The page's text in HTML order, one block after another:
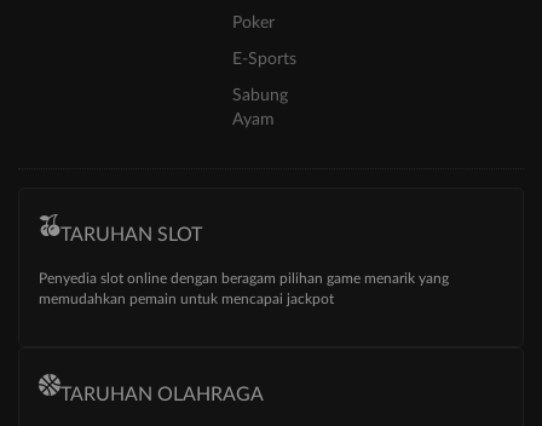
Poker
E-Sports
Sabung
Ayam
TARUHAN SLOT
Penyedia slot online dengan beragam pilihan game menarik yang
memudahkan pemain untuk mencapai jackpot
TARUHAN OLAHRAGA